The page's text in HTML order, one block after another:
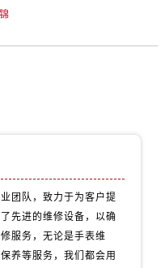
团队，致力于为客户提
先进的维修设备，以确
服务，无论是手表维
养等服务，我们都会用